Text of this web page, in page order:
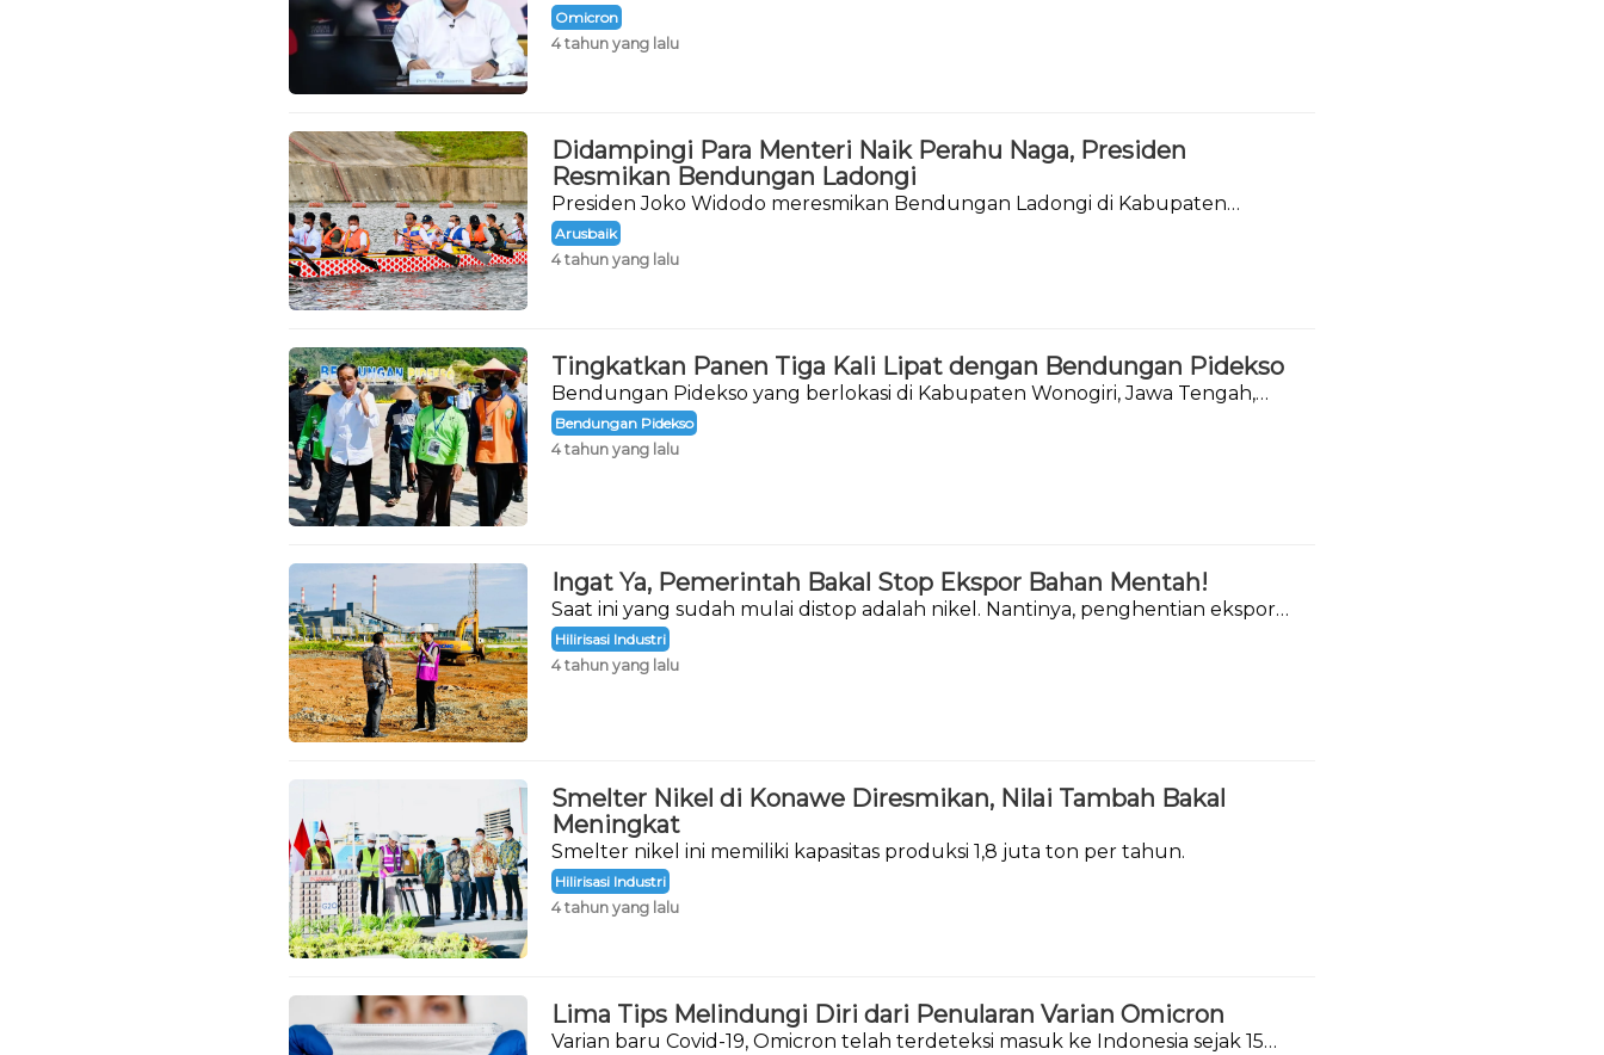
19 sedang menjalani karantina.
Omicron
4 tahun yang lalu
Didampingi Para Menteri Naik Perahu Naga, Presiden
Resmikan Bendungan Ladongi
Presiden Joko Widodo meresmikan Bendungan Ladongi di Kabupaten
Kolaka Timur, Provinsi Sulawesi Tenggara
Arusbaik
4 tahun yang lalu
Tingkatkan Panen Tiga Kali Lipat dengan Bendungan Pidekso
Bendungan Pidekso yang berlokasi di Kabupaten Wonogiri, Jawa Tengah,
akhirnya diresmikan.
Bendungan Pidekso
4 tahun yang lalu
Ingat Ya, Pemerintah Bakal Stop Ekspor Bahan Mentah!
Saat ini yang sudah mulai distop adalah nikel. Nantinya, penghentian ekspor
berikutnya adalah bahan mentah bauksit.
Hilirisasi Industri
4 tahun yang lalu
Smelter Nikel di Konawe Diresmikan, Nilai Tambah Bakal
Meningkat
Smelter nikel ini memiliki kapasitas produksi 1,8 juta ton per tahun.
Hilirisasi Industri
4 tahun yang lalu
Lima Tips Melindungi Diri dari Penularan Varian Omicron
Varian baru Covid-19, Omicron telah terdeteksi masuk ke Indonesia sejak 15